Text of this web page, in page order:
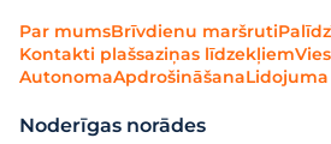
Par mumsBrīvdienu maršruti
Kontakti plašsaziņas līdzekļiem
AutonomaApdrošināšana
Noderīgas norādes